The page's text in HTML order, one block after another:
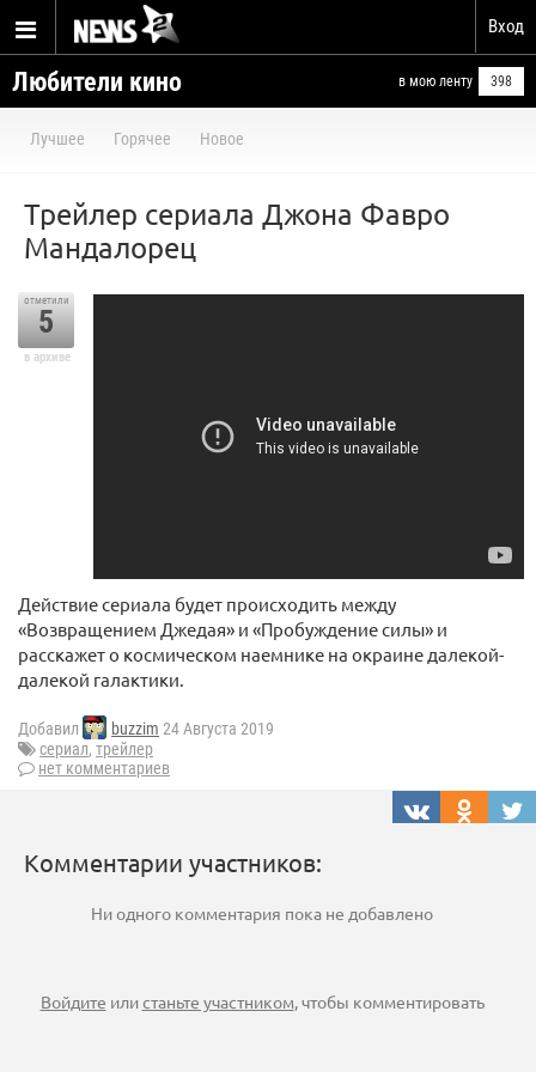
Вход
Любители кино в мою ленту 398
Лучшее Горячее Новое
Трейлер сериала Джона Фавро
Мандалорец
отметили
5
в архиве
Действие сериала будет происходить между
«Возвращением Джедая» и «Пробуждение силы» и
расскажет о космическом наемнике на окраине далекой-
далекой галактики.
Добавил buzzim 24 Августа 2019
сериал, трейлер
нет комментариев
Комментарии участников:
Ни одного комментария пока не добавлено
Войдите илистаньте участником, чтобы комментировать